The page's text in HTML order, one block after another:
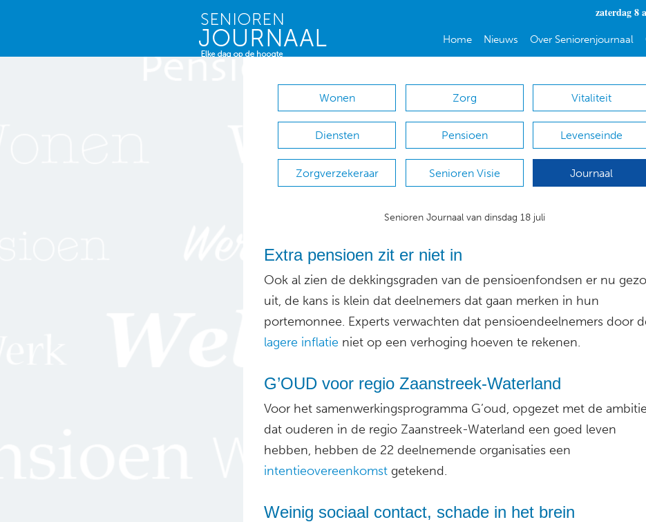
zaterdag 8
Home Nieuws Over Seniorenjournaal
Wonen Zorg Vitaliteit
Diensten Pensioen Levenseinde
Zorgverzekeraar Senioren Visie Journaal
Senioren Journaal van dinsdag 18 juli
Extra pensioen zit er niet in
Ook al zien de dekkingsgraden van de pensioenfondsen er nu
uit, de kans is klein dat deelnemers dat gaan merken in hun
portemonnee. Experts verwachten dat pensioendeelnemers door
lagere inflatie niet op een verhoging hoeven te rekenen.
G’OUD voor regio Zaanstreek-Waterland
Voor het samenwerkingsprogramma G’oud, opgezet met de ambitie
dat ouderen in de regio Zaanstreek-Waterland een goed leven
hebben, hebben de 22 deelnemende organisaties een
intentieovereenkomst getekend.
Weinig sociaal contact, schade in het brein